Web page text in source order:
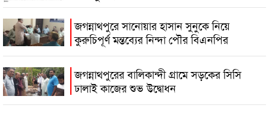
জগন্নাথপুরে সানোয়ার হাসান সুনুকে নিয়ে
কুরুচিপূর্ণ মন্তব্যের নিন্দা পৌর বিএনপির
জগন্নাথপুরের বালিকান্দী গ্রামে সড়কের সিসি
ঢালাই কাজের শুভ উদ্বোধন